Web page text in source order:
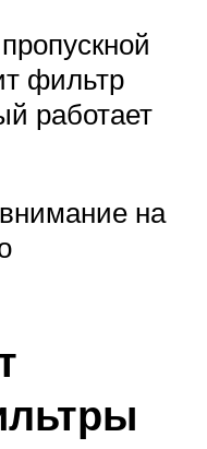
фильтр
работает
на